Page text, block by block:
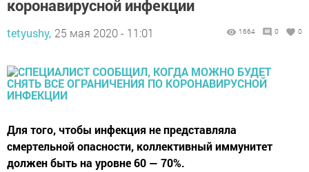
коронавирусной инфекции
tetyushy, 25 мая 2020 - 11:01 1664 0 0
Для того, чтобы инфекция не представляла
смертельной опасности, коллективный иммунитет
должен быть на уровне 60 — 70%.